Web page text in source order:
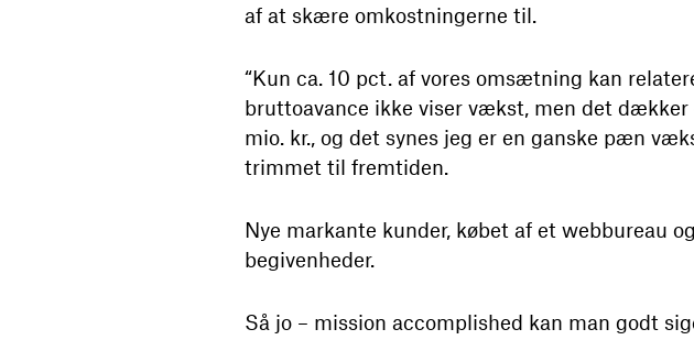
af at skære omkostningerne til.
“Kun ca. 10 pct. af vores omsætning kan
bruttoavance ikke viser vækst, men det
mio. kr., og det synes jeg er en ganske pæn
trimmet til fremtiden.
Nye markante kunder, købet af et webbureau
begivenheder.
Så jo – mission accomplished kan man godt